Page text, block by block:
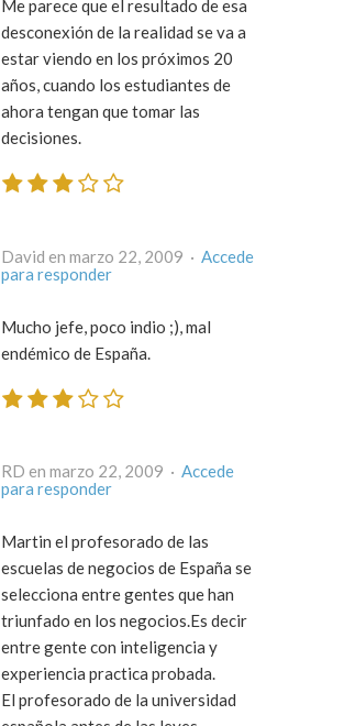
Me parece que el resultado de esa
desconexión de la realidad se va a
estar viendo en los próximos 20
años, cuando los estudiantes de
ahora tengan que tomar las
decisiones.
David en marzo 22, 2009 · Accede
para responder
Mucho jefe, poco indio ;), mal
endémico de España.
RD en marzo 22, 2009 · Accede
para responder
Martin el profesorado de las
escuelas de negocios de España se
selecciona entre gentes que han
triunfado en los negocios.Es decir
entre gente con inteligencia y
experiencia practica probada.
El profesorado de la universidad